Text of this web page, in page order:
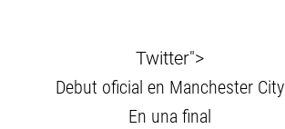
Twitter">
Debut oficial en Manchester City
En una final